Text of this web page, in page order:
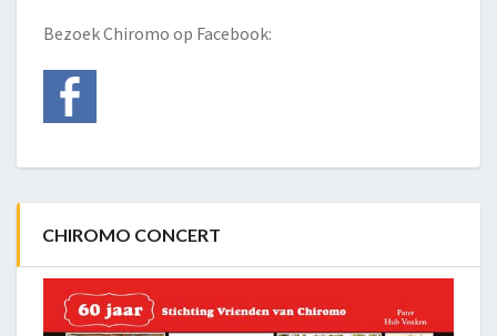
Bezoek Chiromo op Facebook:
CHIROMO CONCERT